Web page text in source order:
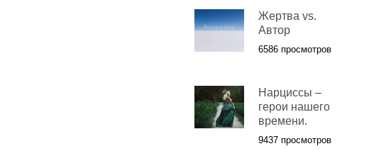
Жертва vs.
Автор
6586 просмотров
Нарциссы –
герои нашего
времени.
9437 просмотров